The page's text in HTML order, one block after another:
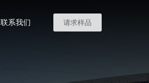
联系我们 请求样品